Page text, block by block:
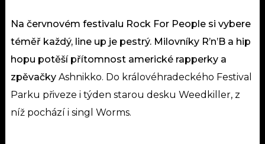
Na červnovém festivalu Rock For People si vybere
téměř každý, line up je pestrý. Milovníky R’n’B a hip
hopu potěší přítomnost americké rapperky a
zpěvačky Ashnikko. Do královéhradeckého Festival
Parku přiveze i týden starou desku Weedkiller, z
níž pochází i singl Worms.